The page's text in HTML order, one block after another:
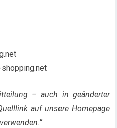
– auch in geänderter
auf unsere Homepage